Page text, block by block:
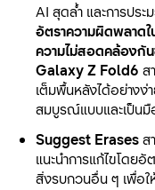
AI สุดล้ำ และการปร
อัตราความผิดพลาด
ความไม่สอดคล้องกั
Galaxy Z Fold6 ส
เต็มพื้นหลังได้อย่างง่
สมบูรณ์แบบและเป็น
Suggest Erasesส
แนะนำการแก้ไขโดย
สิ่งรบกวนอื่น ๆ เพื่อใ